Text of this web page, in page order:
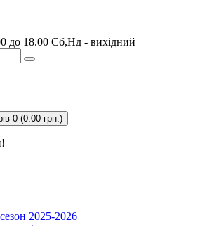
до 18.00 Сб,Нд - вихідний
0 (0.00 грн.)
2025-2026